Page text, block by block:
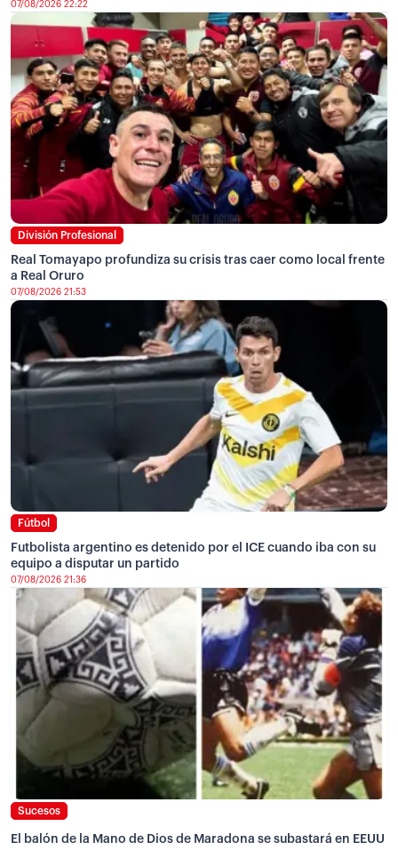
07/08/2026 22:22
División Profesional
Real Tomayapo profundiza su crisis tras caer como local frente
a Real Oruro
07/08/2026 21:53
Fútbol
Futbolista argentino es detenido por el ICE cuando iba con su
equipo a disputar un partido
07/08/2026 21:36
Sucesos
El balón de la Mano de Dios de Maradona se subastará en EEUU